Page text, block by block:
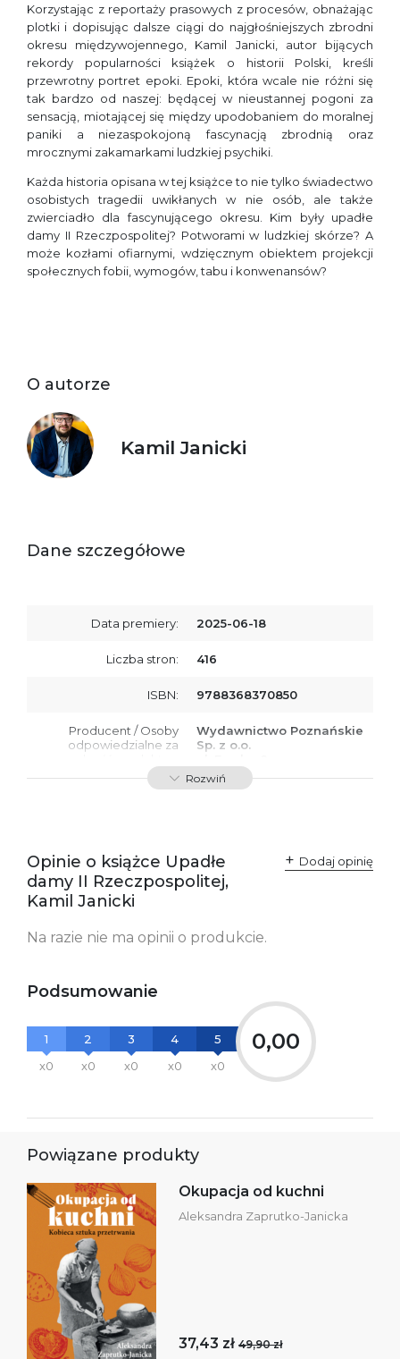
Korzystając z reportaży prasowych z procesów, obnażając
plotki i dopisując dalsze ciągi do najgłośniejszych zbrodni
okresu międzywojennego, Kamil Janicki, autor bijących
rekordy popularności książek o historii Polski, kreśli
przewrotny portret epoki. Epoki, która wcale nie różni się
tak bardzo od naszej: będącej w nieustannej pogoni za
sensacją, miotającej się między upodobaniem do moralnej
paniki a niezaspokojoną fascynacją zbrodnią oraz
mrocznymi zakamarkami ludzkiej psychiki.
Każda historia opisana w tej książce to nie tylko świadectwo
osobistych tragedii uwikłanych w nie osób, ale także
zwierciadło dla fascynującego okresu. Kim były upadłe
damy II Rzeczpospolitej? Potworami w ludzkiej skórze? A
może kozłami ofiarnymi, wdzięcznym obiektem projekcji
społecznych fobii, wymogów, tabu i konwenansów?
O autorze
Kamil Janicki
Dane szczegółowe
Data premiery: 2025-06-18
Liczba stron: 416
ISBN: 9788368370850
Producent / Osoby
odpowiedzialne za
przepisami:
Wydawnictwo Poznańskie
Sp. z o.o.
61-701 Poznań
Polska
Ostrzeżenia oraz
informacje dotyczące
bezpieczeństwa:
Załącznik PDF
Rozwiń
Opinie o książce Upadłe
damy II Rzeczpospolitej,
Kamil Janicki
Dodaj opinię
Na razie nie ma opinii o produkcie.
Podsumowanie
1
x0
2
x0
3
x0
4
x0
5
x0
0,00
Powiązane produkty
Okupacja od kuchni
Aleksandra Zaprutko-Janicka
37,43 zł 49,90 zł